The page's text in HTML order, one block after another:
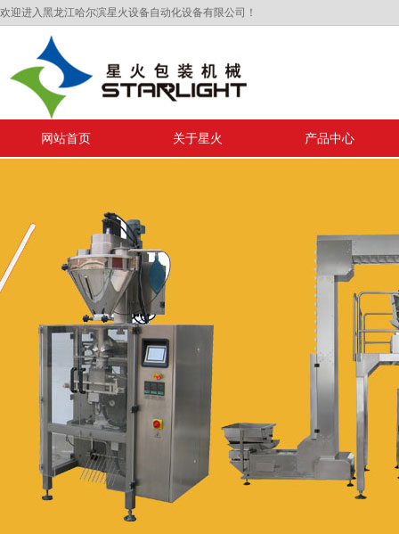
欢迎进入黑龙江哈尔滨星火设备自动化设备有限公司！
网站首页 关于星火 产品中心